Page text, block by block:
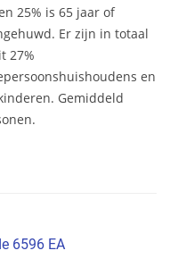
25% is 65 jaar of
Er zijn in totaal
27%
en
Gemiddeld
6596 EA